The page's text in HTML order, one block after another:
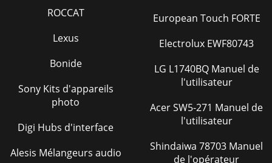
ROCCAT
Lexus
Bonide
Sony Kits d'appareils
photo
Digi Hubs d'interface
Alesis Mélangeurs audio
European Touch FORTE
Electrolux EWF80743
LG L1740BQ Manuel de
l'utilisateur
Acer SW5-271 Manuel de
l'utilisateur
Shindaiwa 78703 Manuel
de l'opérateur